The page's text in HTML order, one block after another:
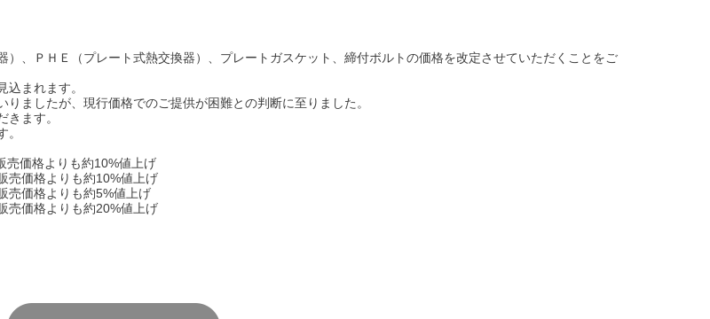
、ＰＨＥ（プレート式熱交換器）、プレートガスケット、締付ボルトの価格を改定させていただくことをご
まれます。
ましたが、現行価格でのご提供が困難との判断に至りました。
ます。
価格よりも約10%値上げ
格よりも約10%値上げ
格よりも約5%値上げ
格よりも約20%値上げ